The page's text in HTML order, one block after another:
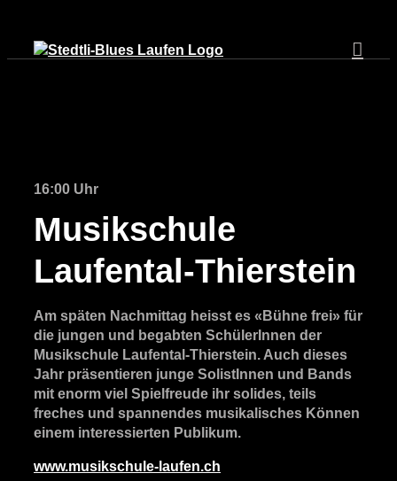
springen
16:00 Uhr
Musikschule
Laufental-Thierstein
Am späten Nachmittag heisst es «Bühne frei» für
die jungen und begabten SchülerInnen der
Musikschule Laufental-Thierstein. Auch dieses
Jahr präsentieren junge SolistInnen und Bands
mit enorm viel Spielfreude ihr solides, teils
freches und spannendes musikalisches Können
einem interessierten Publikum.
www.musikschule-laufen.ch